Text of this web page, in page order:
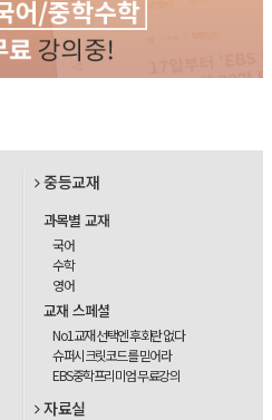
중등교재
과목별 교재
국어
수학
영어
교재 스페셜
No1교재 선택엔 후회란 없다
슈퍼시크릿코드를 믿어라
EBS중학프리미엄 무료강의
자료실